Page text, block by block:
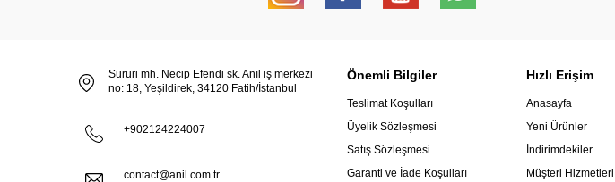
Sururi mh. Necip Efendi sk. Anıl iş merkezi
no: 18, Yeşildirek, 34120 Fatih/İstanbul
+902124224007
contact@anil.com.tr
Önemli Bilgiler
Teslimat Koşulları
Üyelik Sözleşmesi
Satış Sözleşmesi
Garanti ve İade Koşulları
Hızlı Erişim
Anasayfa
Yeni Ürünler
İndirimdekiler
Müşteri Hizmetleri